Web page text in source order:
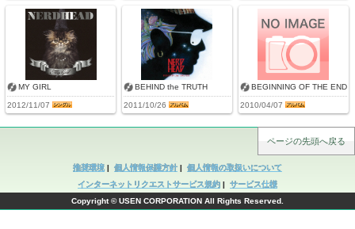
MY GIRL
2012/11/07
BEHIND the TRUTH
2011/10/26
BEGINNING OF THE END
2010/04/07
ページの先頭へ戻る
推奨環境| 個人情報保護方針
個人情報の取扱いについて
インターネットリクエストサービス規約
サービス仕様
Copyright © USEN CORPORATION All Rights Reserved.